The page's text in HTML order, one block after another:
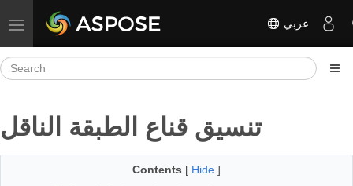
Toggle navigation عربي
تنسيق قناع الطبقة الناقل
Contents [ Hide ]